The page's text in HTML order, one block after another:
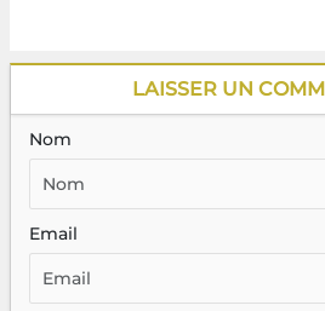
LAISSER UN
Nom
Email